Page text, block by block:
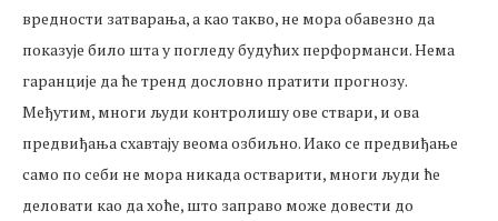
вредности затварања, а као такво, не мора обавезно да
показује било шта у погледу будућих перформанси. Нема
гаранције да ће тренд дословно пратити прогнозу.
Међутим, многи људи контролишу ове ствари, и ова
предвиђања схавтају веома озбиљно. Иако се предвиђање
само по себи не мора никада остварити, многи људи ће
деловати као да хоће, што заправо може довести до